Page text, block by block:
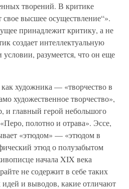
творений. В критике
свое высшее осуществление“».
принадлежит критику, а не
создает интеллектуальную
разумеется, что он еще
художника — «творчество в
художественное творчество»,
и главный герой небольшого
полотно и отрава». Эссе,
«этюдом» — «этюдом в
этюд о полузабытом
начала XIX века
не содержит в себе таких
и выводов, какие отличают